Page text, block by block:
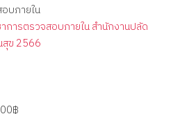
บภายใน
การตรวจสอบภายใน สำนักงานปลัด
ข 2566
฿